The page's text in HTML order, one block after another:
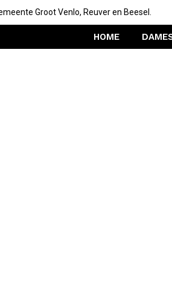
Groot Venlo, Reuver en Beesel.
HOME